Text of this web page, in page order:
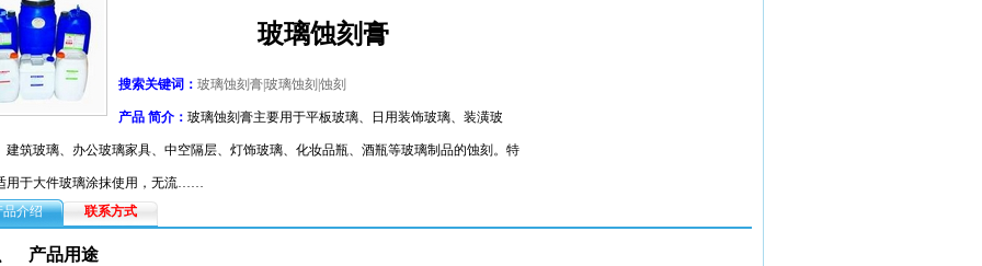
玻璃蚀刻膏
搜索关键词： 玻璃蚀刻膏|玻璃蚀刻|蚀刻
产品 简介： 玻璃蚀刻膏主要用于平板玻璃、日用装饰玻璃、装潢玻
建筑玻璃、办公玻璃家具、中空隔层、灯饰玻璃、化妆品瓶、酒瓶等玻璃制品的蚀刻。特
用于大件玻璃涂抹使用，无流……
品介绍
联系方式
产品用途